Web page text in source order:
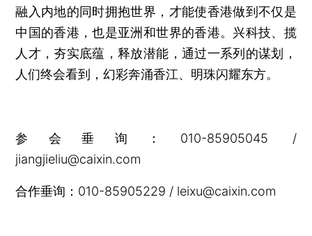
融入内地的同时拥抱世界，才能使香港做到不仅是
中国的香港，也是亚洲和世界的香港。兴科技、揽
人才，夯实底蕴，释放潜能，通过一系列的谋划，
人们终会看到，幻彩奔涌香江、明珠闪耀东方。
参会垂询：010-85905045 /
jiangjieliu@caixin.com
合作垂询：010-85905229 / leixu@caixin.com